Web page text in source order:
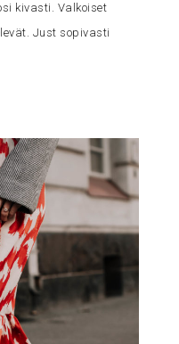
kivasti. Valkoiset
Just sopivasti